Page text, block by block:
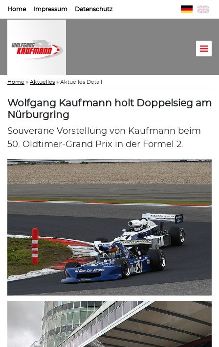
Home Impressum Datenschutz
Home » Aktuelles » Aktuelles Detail
Wolfgang Kaufmann holt Doppelsieg am
Nürburgring
Souveräne Vorstellung von Kaufmann beim
50. Oldtimer-Grand Prix in der Formel 2.